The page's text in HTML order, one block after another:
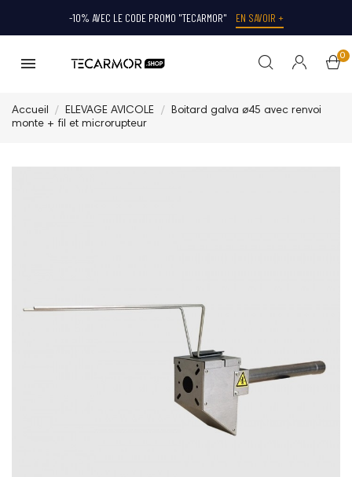
-10% AVEC LE CODE PROMO "TECARMOR" EN SAVOIR +
0
Accueil ELEVAGE AVICOLE
Boitard galva ø45 avec renvoi
monte + fil et microrupteur